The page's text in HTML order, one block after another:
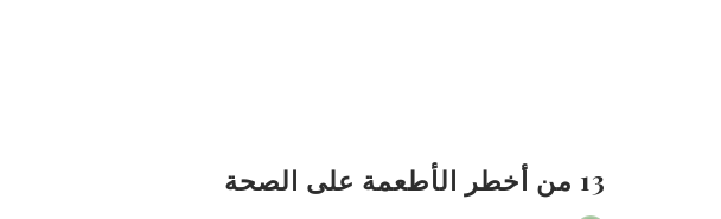
13 من أخطر الأطعمة على الصحة